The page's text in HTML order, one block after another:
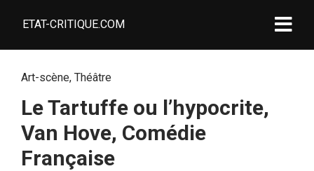
ETAT-CRITIQUE.COM
Art-scène, Théâtre
Le Tartuffe ou l’hypocrite,
Van Hove, Comédie
Française